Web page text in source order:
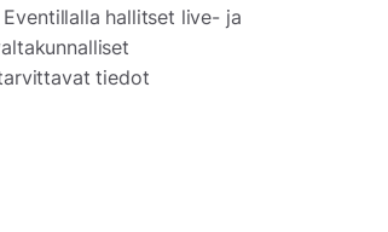
hallitset live- ja
tiedot